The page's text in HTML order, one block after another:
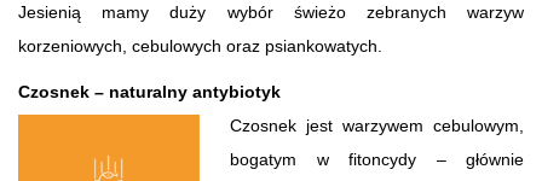
Jesienią mamy duży wybór świeżo zebranych warzyw
korzeniowych, cebulowych oraz psiankowatych.
Czosnek – naturalny antybiotyk
Czosnek jest warzywem cebulowym,
bogatym w fitoncydy – głównie